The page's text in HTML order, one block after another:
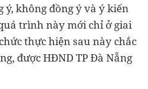
ý, không đồng ý và ý kiến
trình này mới chỉ ở giai
thực hiện sau này chắc
được HĐND TP Đà Nẵng